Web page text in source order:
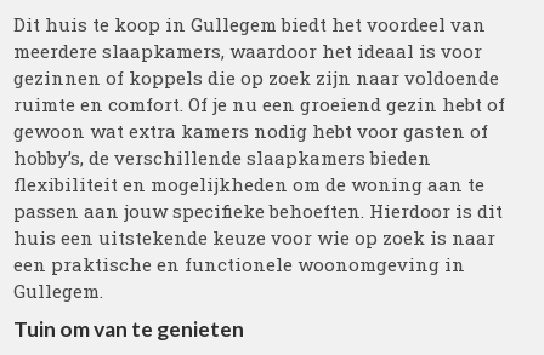
Dit huis te koop in Gullegem biedt het voordeel van
meerdere slaapkamers, waardoor het ideaal is voor
gezinnen of koppels die op zoek zijn naar voldoende
ruimte en comfort. Of je nu een groeiend gezin hebt of
gewoon wat extra kamers nodig hebt voor gasten of
hobby’s, de verschillende slaapkamers bieden
flexibiliteit en mogelijkheden om de woning aan te
passen aan jouw specifieke behoeften. Hierdoor is dit
huis een uitstekende keuze voor wie op zoek is naar
een praktische en functionele woonomgeving in
Gullegem.
Tuin om van te genieten